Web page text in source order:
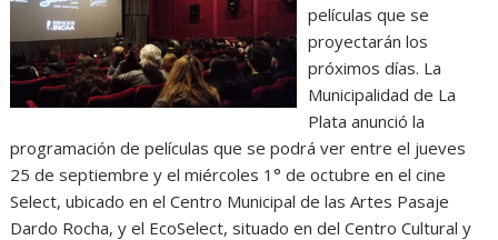
películas que se
proyectarán los
próximos días. La
Municipalidad de La
Plata anunció la
programación de películas que se podrá ver entre el jueves
25 de septiembre y el miércoles 1° de octubre en el cine
Select, ubicado en el Centro Municipal de las Artes Pasaje
Dardo Rocha, y el EcoSelect, situado en del Centro Cultural y